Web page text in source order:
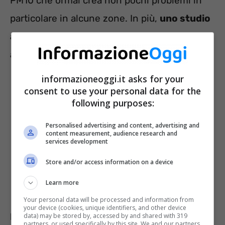
particolare in alcune zone. In più, uno studio
avrebbe svelato che il pellet inquinerebbe
anche più del petrolio.
LEGGI ANCHE:Stufe a pellet con forno: cosa
informazioneoggi.it asks for your
consent to use your personal data for the
following purposes:
Personalised advertising and content, advertising and
content measurement, audience research and
services development
Store and/or access information on a device
Learn more
Your personal data will be processed and information from
your device (cookies, unique identifiers, and other device
data) may be stored by, accessed by and shared with 319